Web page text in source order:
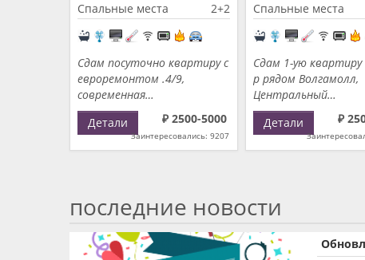
Спальные места
2+2
Сдам посуточно квартиру с
евроремонтом .4/9,
современная…
₽ 2500-5000
Заинтересовались: 9207
Детали
Спальные места
Сдам 1-ую
р рядом Волгамолл,
Центральный…
₽
Детали
последние новости